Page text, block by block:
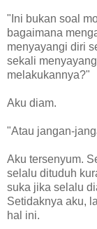
"Ini bukan soal
bagaimana
menyayangi diri
sekali
melakukannya?"
Aku diam.
"Atau jangan-
Aku tersenyum.
selalu dituduh
suka jika selalu
Setidaknya aku,
hal ini.